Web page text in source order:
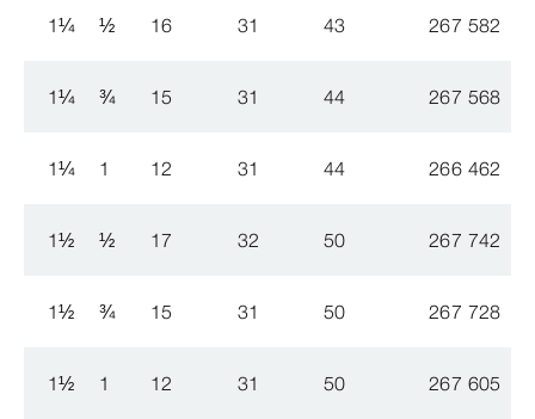
1¼ ½ 16 31 43 267 582
1¼ ¾ 15 31 44 267 568
1¼ 1 12 31 44 266 462
1½ ½ 17 32 50 267 742
1½ ¾ 15 31 50 267 728
1½ 1 12 31 50 267 605